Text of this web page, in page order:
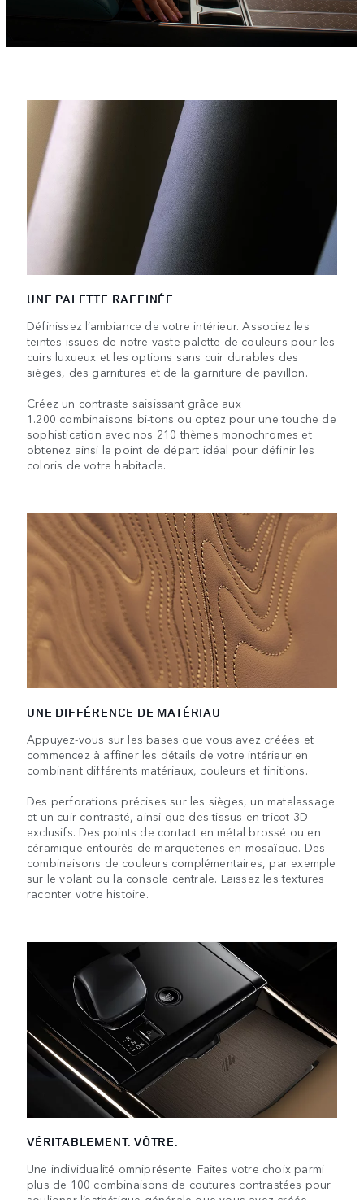
UNE PALETTE RAFFINÉE
Définissez l’ambiance de votre intérieur. Associez les
teintes issues de notre vaste palette de couleurs pour les
cuirs luxueux et les options sans cuir durables des
sièges, des garnitures et de la garniture de pavillon.
Créez un contraste saisissant grâce aux
1.200 combinaisons bi-tons ou optez pour une touche de
sophistication avec nos 210 thèmes monochromes et
obtenez ainsi le point de départ idéal pour définir les
coloris de votre habitacle.
UNE DIFFÉRENCE DE MATÉRIAU
Appuyez-vous sur les bases que vous avez créées et
commencez à affiner les détails de votre intérieur en
combinant différents matériaux, couleurs et finitions.
Des perforations précises sur les sièges, un matelassage
et un cuir contrasté, ainsi que des tissus en tricot 3D
exclusifs. Des points de contact en métal brossé ou en
céramique entourés de marqueteries en mosaïque. Des
combinaisons de couleurs complémentaires, par exemple
sur le volant ou la console centrale. Laissez les textures
raconter votre histoire.
VÉRITABLEMENT. VÔTRE.
Une individualité omniprésente. Faites votre choix parmi
plus de 100 combinaisons de coutures contrastées pour